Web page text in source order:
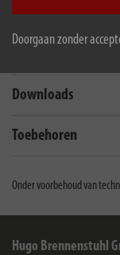
Doorgaan zonder
Beschrijving
Downloads
Toebehoren
Onder voorbehoud van
Hugo Brennenstuhl